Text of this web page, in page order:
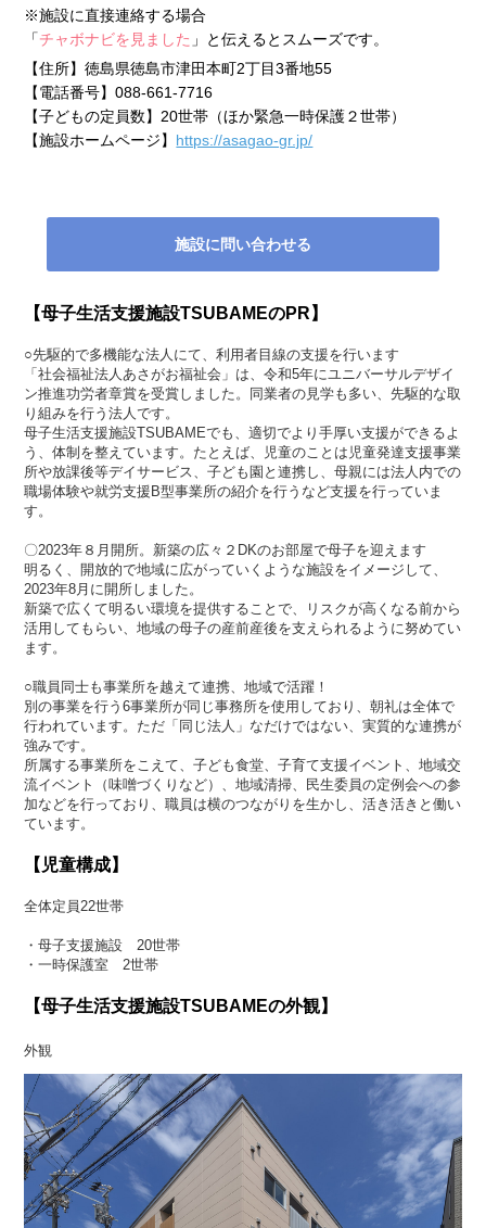
※施設に直接連絡する場合
「チャボナビを見ました 」と伝えるとスムーズです。
【住所】徳島県徳島市津田本町2丁目3番地55
【電話番号】088-661-7716
【子どもの定員数】20世帯（ほか緊急一時保護２世帯）
【施設ホームページ】 https://asagao-gr.jp/
施設に問い合わせる
【母子生活支援施設TSUBAMEのPR】
○先駆的で多機能な法人にて、利用者目線の支援を行います
「社会福祉法人あさがお福祉会」は、令和5年にユニバーサルデザイ
ン推進功労者章賞を受賞しました。同業者の見学も多い、先駆的な取
り組みを行う法人です。
母子生活支援施設TSUBAMEでも、適切でより手厚い支援ができるよ
う、体制を整えています。たとえば、児童のことは児童発達支援事業
所や放課後等デイサービス、子ども園と連携し、母親には法人内での
職場体験や就労支援B型事業所の紹介を行うなど支援を行っていま
す。
〇2023年８月開所。新築の広々２DKのお部屋で母子を迎えます
明るく、開放的で地域に広がっていくような施設をイメージして、
2023年8月に開所しました。
新築で広くて明るい環境を提供することで、リスクが高くなる前から
活用してもらい、地域の母子の産前産後を支えられるように努めてい
ます。
○職員同士も事業所を越えて連携、地域で活躍！
別の事業を行う6事業所が同じ事務所を使用しており、朝礼は全体で
行われています。ただ「同じ法人」なだけではない、実質的な連携が
強みです。
所属する事業所をこえて、子ども食堂、子育て支援イベント、地域交
流イベント（味噌づくりなど）、地域清掃、民生委員の定例会への参
加などを行っており、職員は横のつながりを生かし、活き活きと働い
ています。
【児童構成】
全体定員22世帯
・母子支援施設 20世帯
・一時保護室 2世帯
【母子生活支援施設TSUBAMEの外観】
外観